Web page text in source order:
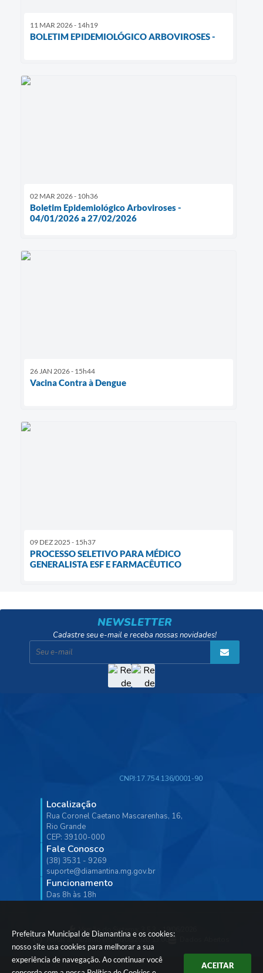
Prefeitura Municipal de Diamantina e os cookies:
nosso site usa cookies para melhorar a sua
experiência de navegação. Ao continuar você
ACEITAR
11 MAR 2026 - 14h19
BOLETIM EPIDEMIOLÓGICO ARBOVIROSES -
02 MAR 2026 - 10h36
Boletim Epidemiológico Arboviroses -
04/01/2026 a 27/02/2026
26 JAN 2026 - 15h44
Vacina Contra à Dengue
09 DEZ 2025 - 15h37
PROCESSO SELETIVO PARA MÉDICO
GENERALISTA ESF E FARMACÊUTICO
NEWSLETTER
Cadastre seu e-mail e receba nossas novidades!
Localização
Rua Coronel Caetano Mascarenhas, 16,
Rio Grande
CEP: 39100-000
Fale Conosco
(38) 3531 - 9269
suporte@diamantina.mg.gov.br
Funcionamento
Das 8h às 18h
CNPJ:17.754.136/0001-90
Versão do Sistema:
3.5.3 - 19/06/2026
Portal atualizado em:06/08/2026 13:00